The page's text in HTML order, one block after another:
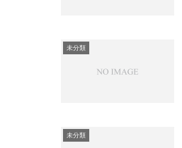
未分類
未分類